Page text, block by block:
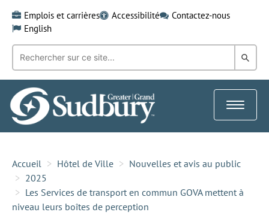
content
Emplois et carrières Accessibilité
Contactez-nous
English
Recherche
mot-
clé:
dans
Toggle
Accueil Hôtel de Ville
Nouvelles et avis au public
2025
Les Services de transport en commun GOVA mettent à
niveau leurs boîtes de perception